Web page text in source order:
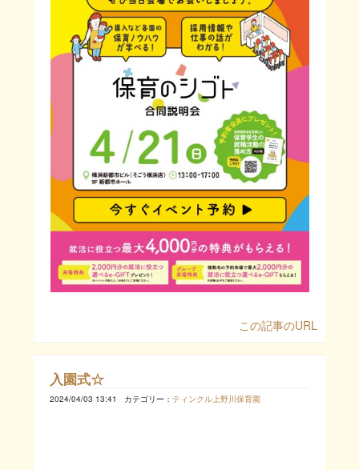
この記事のURL
入園式☆
2024/04/03 13:41 カテゴリー： ティンクル上野川保育園